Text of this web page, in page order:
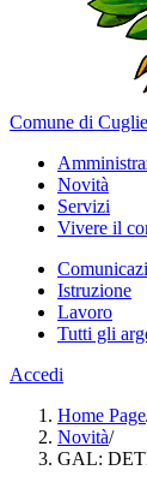
Comune di
Novità
Servizi
Vivere il
Istruzione
Lavoro
Tutti gli
Accedi
Home Page
Novità/
GAL: